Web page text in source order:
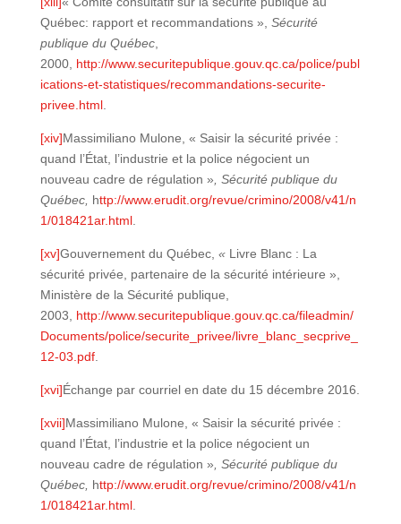
Québec: rapport et recommandations », Sécurité
publique du Québec,
2000, http://www.securitepublique.gouv.qc.ca/police/publ
ications-et-statistiques/recommandations-securite-
privee.html.
[xiv]Massimiliano Mulone, « Saisir la sécurité privée :
quand l’État, l’industrie et la police négocient un
nouveau cadre de régulation » , Sécurité publique du
Québec, http://www.erudit.org/revue/crimino/2008/v41/n
1/018421ar.html.
[xv]Gouvernement du Québec, « Livre Blanc : La
sécurité privée, partenaire de la sécurité intérieure »,
Ministère de la Sécurité publique,
2003, http://www.securitepublique.gouv.qc.ca/fileadmin/
Documents/police/securite_privee/livre_blanc_secprive_
12-03.pdf.
[xvi]Échange par courriel en date du 15 décembre 2016.
[xvii]Massimiliano Mulone, « Saisir la sécurité privée :
quand l’État, l’industrie et la police négocient un
nouveau cadre de régulation » , Sécurité publique du
Québec, http://www.erudit.org/revue/crimino/2008/v41/n
1/018421ar.html.